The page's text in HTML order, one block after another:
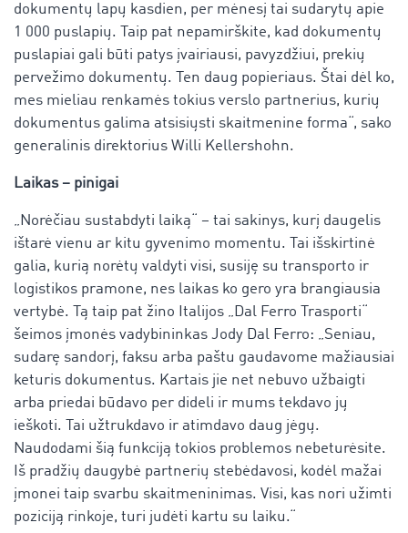
dokumentų lapų kasdien, per mėnesį tai sudarytų apie
1 000 puslapių. Taip pat nepamirškite, kad dokumentų
puslapiai gali būti patys įvairiausi, pavyzdžiui, prekių
pervežimo dokumentų. Ten daug popieriaus. Štai dėl ko,
mes mieliau renkamės tokius verslo partnerius, kurių
dokumentus galima atsisiųsti skaitmenine forma“, sako
generalinis direktorius Willi Kellershohn.
Laikas – pinigai
„Norėčiau sustabdyti laiką“ – tai sakinys, kurį daugelis
ištarė vienu ar kitu gyvenimo momentu. Tai išskirtinė
galia, kurią norėtų valdyti visi, susiję su transporto ir
logistikos pramone, nes laikas ko gero yra brangiausia
vertybė. Tą taip pat žino Italijos „Dal Ferro Trasporti“
šeimos įmonės vadybininkas Jody Dal Ferro: „Seniau,
sudarę sandorį, faksu arba paštu gaudavome mažiausiai
keturis dokumentus. Kartais jie net nebuvo užbaigti
arba priedai būdavo per dideli ir mums tekdavo jų
ieškoti. Tai užtrukdavo ir atimdavo daug jėgų.
Naudodami šią funkciją tokios problemos nebeturėsite.
Iš pradžių daugybė partnerių stebėdavosi, kodėl mažai
įmonei taip svarbu skaitmeninimas. Visi, kas nori užimti
poziciją rinkoje, turi judėti kartu su laiku.“